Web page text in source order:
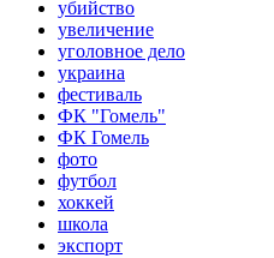
убийство
увеличение
уголовное дело
украина
фестиваль
ФК "Гомель"
ФК Гомель
фото
футбол
хоккей
школа
экспорт